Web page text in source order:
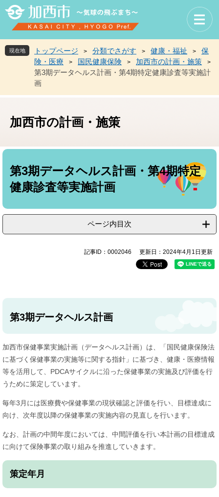
先
頭
を
飛
本
現在地 トップページ > 分類でさがす > 健康・福祉 >
保
険・医療
> 国民健康保険 > 加西市の計画・施策 >
第3期データヘルス計画・第4期特定健康診査等実施計
画
加西市の計画・施策
本
第3期データヘルス計画・第4期特定
健康診査等実施計画
ページ内目次
記事ID：0002046 更新日：2024年4月1日更新
第3期データヘルス計画
加西市保健事業実施計画（データヘルス計画）は、「国民健康保険法
に基づく保健事業の実施等に関する指針」に基づき、健康・医療情報
等を活用して、PDCAサイクルに沿った保健事業の実施及び評価を行
うために策定しています。
毎年3月には医療費や保健事業の現状確認と評価を行い、目標達成に
向け、次年度以降の保健事業の実施内容の見直しを行います。
なお、計画の中間年度においては、中間評価を行い本計画の目標達成
に向けて保険事業の取り組みを推進していきます。
策定年月